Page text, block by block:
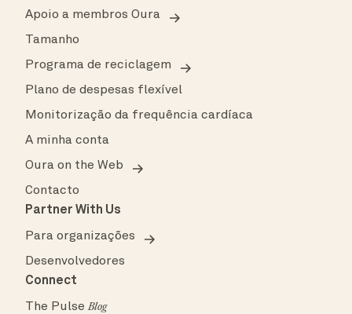
Apoio a membros Oura
Tamanho
Programa de reciclagem
Plano de despesas flexível
Monitorização da frequência cardíaca
A minha conta
Oura on the Web
Contacto
Partner With Us
Para organizações
Desenvolvedores
Connect
The PulseBlog